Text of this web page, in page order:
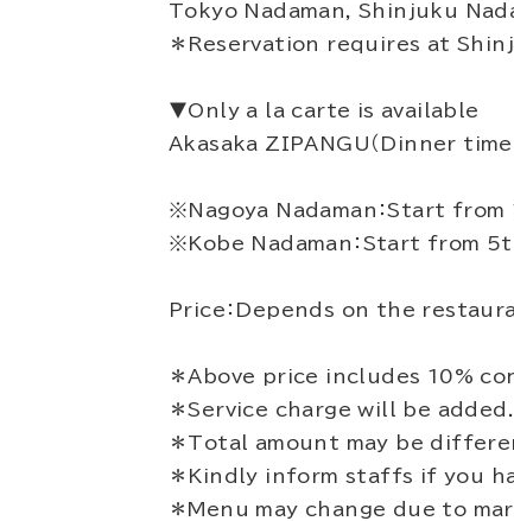
Tokyo Nadaman, Shinjuku
＊Reservation requires at
▼Only a la carte is available
Akasaka ZIPANGU（Dinner time
※Nagoya Nadaman：Start
※Kobe Nadaman：Start from
Price：Depends on the
＊Above price includes 10%
＊Service charge will be added.
＊Total amount may be
＊Kindly inform staffs if you
＊Menu may change due to